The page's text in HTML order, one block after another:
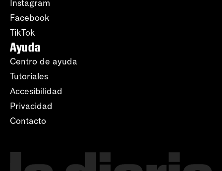
Instagram
Facebook
TikTok
Ayuda
Centro de ayuda
Tutoriales
Accesibilidad
Privacidad
Contacto